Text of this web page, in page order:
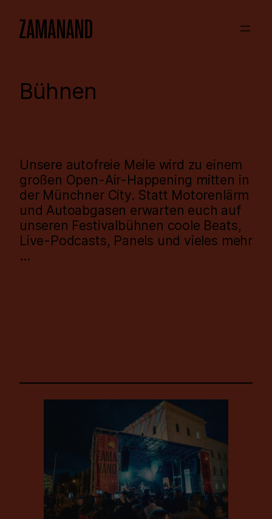
Inhalt
springen
Bühnen
Unsere autofreie Meile wird zu einem
großen Open-Air-Happening mitten in
der Münchner City. Statt Motorenlärm
und Autoabgasen erwarten euch auf
unseren Festivalbühnen coole Beats,
Live-Podcasts, Panels und vieles mehr
…